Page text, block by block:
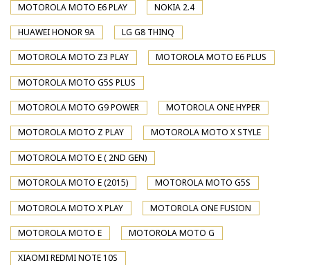
MOTOROLA MOTO E6 PLAY NOKIA 2.4
HUAWEI HONOR 9A LG G8 THINQ
MOTOROLA MOTO Z3 PLAY MOTOROLA MOTO E6 PLUS
MOTOROLA MOTO G5S PLUS
MOTOROLA MOTO G9 POWER MOTOROLA ONE HYPER
MOTOROLA MOTO Z PLAY MOTOROLA MOTO X STYLE
MOTOROLA MOTO E ( 2ND GEN)
MOTOROLA MOTO E (2015) MOTOROLA MOTO G5S
MOTOROLA MOTO X PLAY MOTOROLA ONE FUSION
MOTOROLA MOTO E MOTOROLA MOTO G
XIAOMI REDMI NOTE 10S